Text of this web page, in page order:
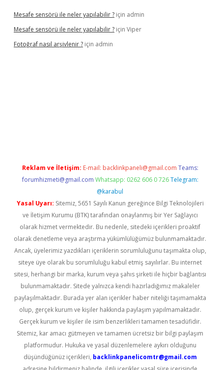
Mesafe sensörü ile neler yapılabilir ? için admin
Mesafe sensörü ile neler yapılabilir ? için Viper
Fotoğraf nasıl arşivlenir ? için admin
Reklam ve İletişim: E-mail: backlinkpaneli@gmail.com Teams:
forumhizmeti@gmail.com Whatsapp: 0262 606 0 726 Telegram:
@karabul
Yasal Uyarı: Sitemiz, 5651 Sayılı Kanun gereğince Bilgi Teknolojileri
ve İletişim Kurumu (BTK) tarafından onaylanmış bir Yer Sağlayıcı
olarak hizmet vermektedir. Bu nedenle, sitedeki içerikleri proaktif
olarak denetleme veya araştırma yükümlülüğümüz bulunmamaktadır.
Ancak, üyelerimiz yazdıkları içeriklerin sorumluluğunu taşımakta olup,
siteye üye olarak bu sorumluluğu kabul etmiş sayılırlar. Bu internet
sitesi, herhangi bir marka, kurum veya şahıs şirketi ile hiçbir bağlantısı
bulunmamaktadır. Sitede yalnızca kendi hazırladığımız makaleler
paylaşılmaktadır. Burada yer alan içerikler haber niteliği taşımamakta
olup, gerçek kurum ve kişiler hakkında paylaşım yapılmamaktadır.
Gerçek kurum ve kişiler ile isim benzerlikleri tamamen tesadüfidir.
Sitemiz, kar amacı gütmeyen ve tamamen ücretsiz bir bilgi paylaşım
platformudur. Hukuka ve yasal düzenlemelere aykırı olduğunu
düşündüğünüz içerikleri, backlinkpanelicomtr@gmail.com